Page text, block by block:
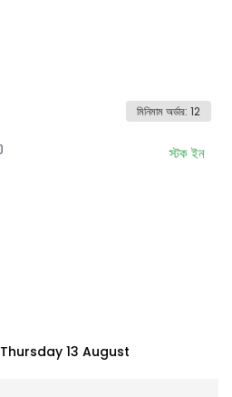
মিনিমাম অর্ডার: 12
স্টক ইন
Thursday 13 August